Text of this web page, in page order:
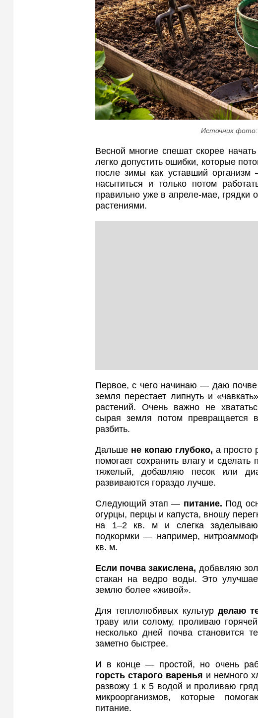
Источник фото:
Весной многие спешат скорее
легко допустить ошибки, которые
после зимы как уставший
насытиться и только потом
правильно уже в апреле-мае, грядки
растениями.
Первое, с чего начинаю — даю
земля перестает липнуть и
растений. Очень важно не
сырая земля потом превращается
разбить.
Дальше не копаю глубоко, а просто
помогает сохранить влагу и
тяжелый, добавляю песок или
развиваются гораздо лучше.
Следующий этап — питание. Под
огурцы, перцы и капуста, вношу
на 1–2 кв. м и слегка
подкормки — например,
кв. м.
Если почва закислена, добавляю
стакан на ведро воды. Это
землю более «живой».
Для теплолюбивых культур делаю
траву или солому, проливаю
несколько дней почва становится
заметно быстрее.
И в конце — простой, но очень
горсть старого варенья и немного
развожу 1 к 5 водой и проливаю
микроорганизмов, которые
питание.